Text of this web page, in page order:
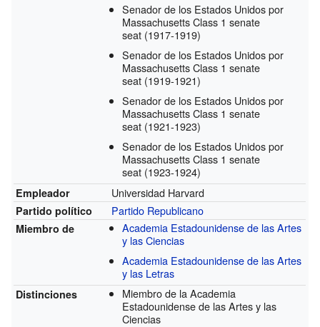
Senador de los Estados Unidos por
Massachusetts Class 1 senate
seat (1917-1919)
Senador de los Estados Unidos por
Massachusetts Class 1 senate
seat (1919-1921)
Senador de los Estados Unidos por
Massachusetts Class 1 senate
seat (1921-1923)
Senador de los Estados Unidos por
Massachusetts Class 1 senate
seat (1923-1924)
Empleador Universidad Harvard
Partido político Partido Republicano
Miembro de
Academia Estadounidense de las Artes
y las Ciencias
Academia Estadounidense de las Artes
y las Letras
Distinciones
Miembro de la Academia
Estadounidense de las Artes y las
Ciencias